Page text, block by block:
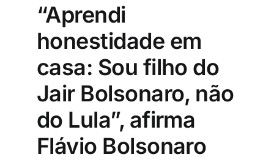
“Aprendi
honestidade em
casa: Sou filho do
Jair Bolsonaro, não
do Lula”, afirma
Flávio Bolsonaro